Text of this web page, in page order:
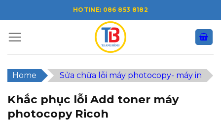
to
content
HOTINE: 086 853 8182
Home Sửa chữa lỗi máy photocopy- máy in
Khắc phục lỗi Add toner máy
photocopy Ricoh